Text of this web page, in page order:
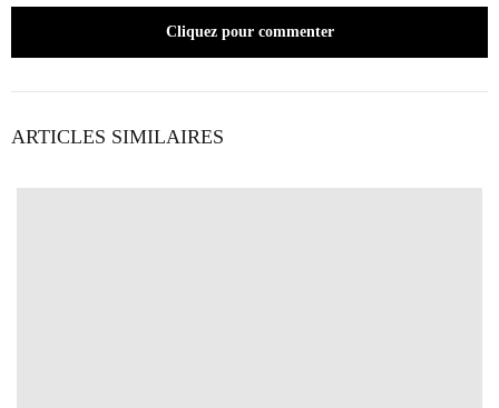
Cliquez pour commenter
ARTICLES SIMILAIRES